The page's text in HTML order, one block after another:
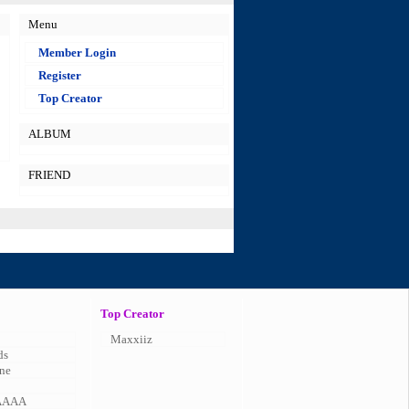
Menu
Member Login
Register
Top Creator
ALBUM
FRIEND
Top Creator
Maxxiiz